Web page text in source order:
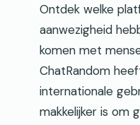
Ontdek welke
aanwezigheid
komen met
ChatRandom
internationale
makkelijker is om